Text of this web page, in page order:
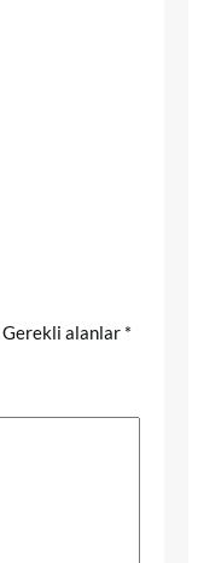
Gerekli alanlar *